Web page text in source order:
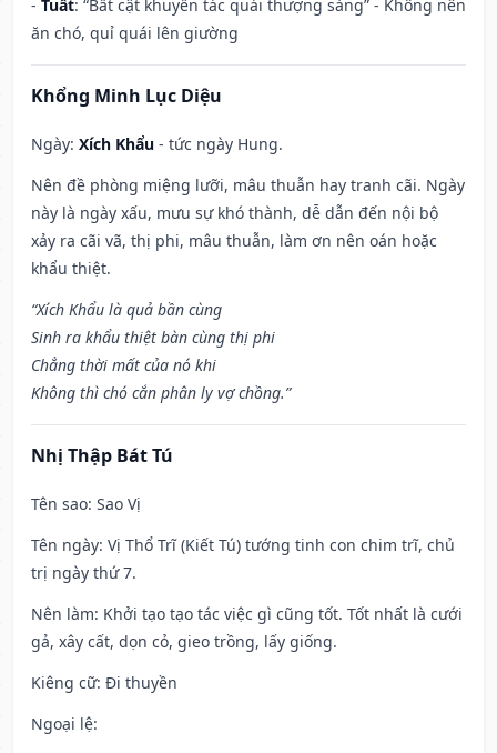
- Tuất: “Bất cật khuyển tác quái thượng sàng” - Không nên
ăn chó, quỉ quái lên giường
Khổng Minh Lục Diệu
Ngày: Xích Khẩu - tức ngày Hung.
Nên đề phòng miệng lưỡi, mâu thuẫn hay tranh cãi. Ngày
này là ngày xấu, mưu sự khó thành, dễ dẫn đến nội bộ
xảy ra cãi vã, thị phi, mâu thuẫn, làm ơn nên oán hoặc
khẩu thiệt.
“Xích Khẩu là quả bần cùng
Sinh ra khẩu thiệt bàn cùng thị phi
Chẳng thời mất của nó khi
Không thì chó cắn phân ly vợ chồng.”
Nhị Thập Bát Tú
Tên sao: Sao Vị
Tên ngày: Vị Thổ Trĩ (Kiết Tú) tướng tinh con chim trĩ, chủ
trị ngày thứ 7.
Nên làm: Khởi tạo tạo tác việc gì cũng tốt. Tốt nhất là cưới
gả, xây cất, dọn cỏ, gieo trồng, lấy giống.
Kiêng cữ: Đi thuyền
Ngoại lệ: